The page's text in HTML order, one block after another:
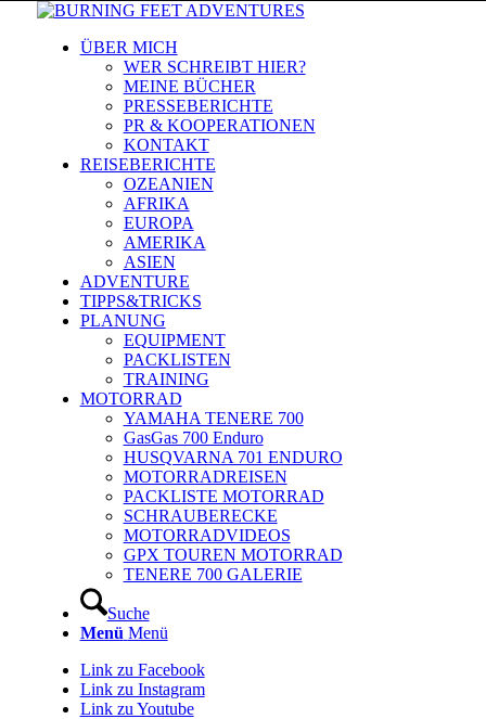
ÜBER MICH
WER SCHREIBT HIER?
MEINE BÜCHER
PRESSEBERICHTE
PR & KOOPERATIONEN
KONTAKT
REISEBERICHTE
OZEANIEN
AFRIKA
EUROPA
AMERIKA
ASIEN
ADVENTURE
TIPPS&TRICKS
PLANUNG
EQUIPMENT
PACKLISTEN
TRAINING
MOTORRAD
YAMAHA TENERE 700
GasGas 700 Enduro
HUSQVARNA 701 ENDURO
MOTORRADREISEN
PACKLISTE MOTORRAD
SCHRAUBERECKE
MOTORRADVIDEOS
GPX TOUREN MOTORRAD
TENERE 700 GALERIE
Suche
Menü Menü
Link zu Facebook
Link zu Instagram
Link zu Youtube